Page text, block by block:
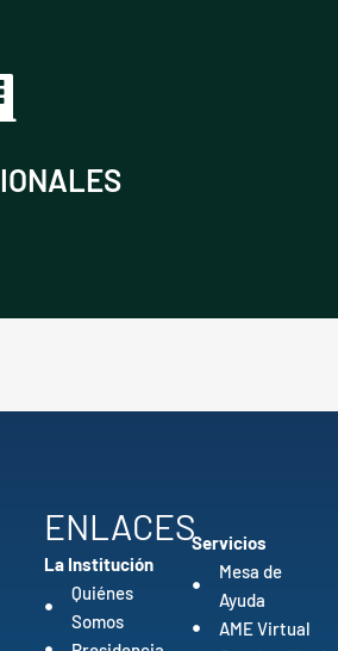
noticias
ENLACES
La Institución
Quiénes
Somos
Servicios
Mesa de
Ayuda
AME Virtual